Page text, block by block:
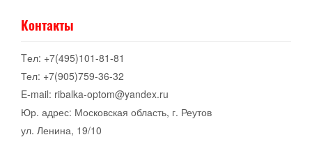
Контакты
Tел: +7(495)101-81-81
Тел: +7(905)759-36-32
E-mail: ribalka-optom@yandex.ru
Юр. адрес: Московская область, г. Реутов
ул. Ленина, 19/10